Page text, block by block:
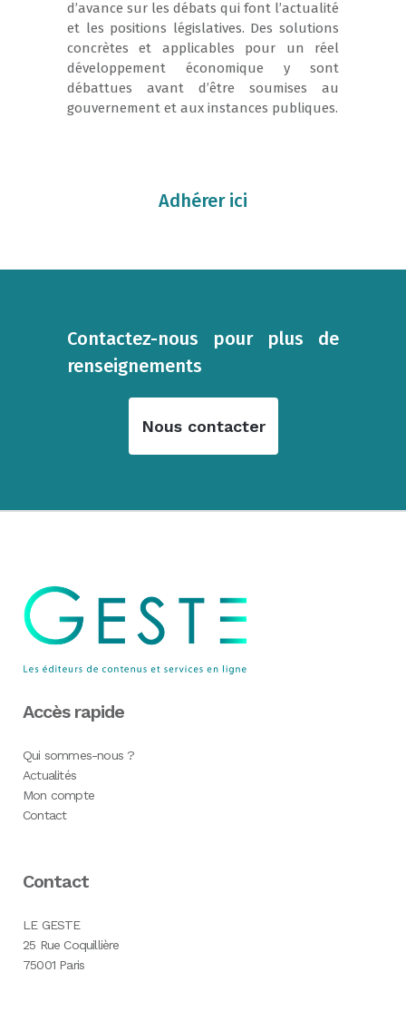
d’avance sur les débats qui font l’actualité
et les positions législatives. Des solutions
concrètes et applicables pour un réel
développement économique y sont
débattues avant d’être soumises au
gouvernement et aux instances publiques.
Adhérer ici
Contactez-nous pour plus de
renseignements
Nous contacter
Accès rapide
Qui sommes-nous ?
Actualités
Mon compte
Contact
Contact
LE GESTE
25 Rue Coquillière
75001 Paris